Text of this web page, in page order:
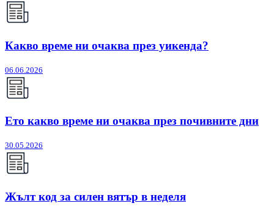
Какво време ни очаква през уикенда?
06.06.2026
Ето какво време ни очаква през почивните дни
30.05.2026
Жълт код за силен вятър в неделя